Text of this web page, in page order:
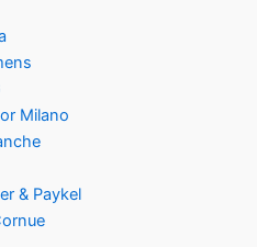
Milano
& Paykel